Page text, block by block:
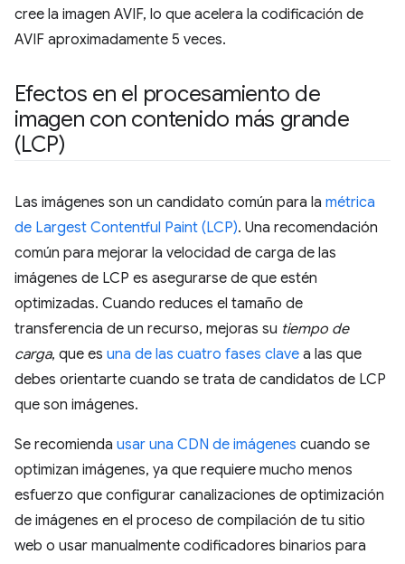
cree la imagen AVIF, lo que acelera la codificación de
AVIF aproximadamente 5 veces.
Efectos en el procesamiento de
imagen con contenido más grande
(LCP)
Las imágenes son un candidato común para la métrica
de Largest Contentful Paint (LCP). Una recomendación
común para mejorar la velocidad de carga de las
imágenes de LCP es asegurarse de que estén
optimizadas. Cuando reduces el tamaño de
transferencia de un recurso, mejoras su tiempo de
carga, que es una de las cuatro fases clave a las que
debes orientarte cuando se trata de candidatos de LCP
que son imágenes.
Se recomienda usar una CDN de imágenes cuando se
optimizan imágenes, ya que requiere mucho menos
esfuerzo que configurar canalizaciones de optimización
de imágenes en el proceso de compilación de tu sitio
web o usar manualmente codificadores binarios para